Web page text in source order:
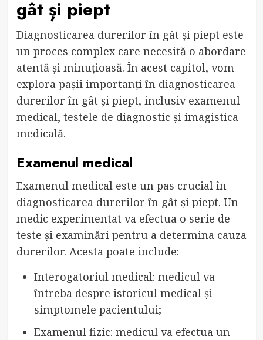
gât și piept
Diagnosticarea durerilor în gât și piept este
un proces complex care necesită o abordare
atentă și minuțioasă. În acest capitol, vom
explora pașii importanți în diagnosticarea
durerilor în gât și piept, inclusiv examenul
medical, testele de diagnostic și imagistica
medicală.
Examenul medical
Examenul medical este un pas crucial în
diagnosticarea durerilor în gât și piept. Un
medic experimentat va efectua o serie de
teste și examinări pentru a determina cauza
durerilor. Acesta poate include:
Interogatoriul medical: medicul va
întreba despre istoricul medical și
simptomele pacientului;
Examenul fizic: medicul va efectua un